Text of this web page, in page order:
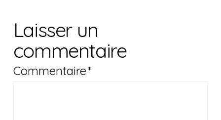
Laisser un
commentaire
Commentaire*